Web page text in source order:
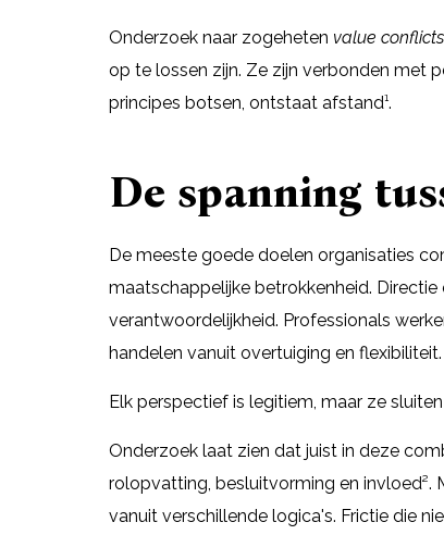
Onderzoek naar zogeheten value conflicts
op te lossen zijn. Ze zijn verbonden met
principes botsen, ontstaat afstand¹.
De spanning
De meeste goede doelen organisaties
maatschappelijke betrokkenheid.
verantwoordelijkheid. Professionals
handelen vanuit overtuiging en flexibiliteit.
Elk perspectief is legitiem, maar ze
Onderzoek laat zien dat juist in deze
rolopvatting, besluitvorming en invloed².
vanuit verschillende logica's. Frictie die